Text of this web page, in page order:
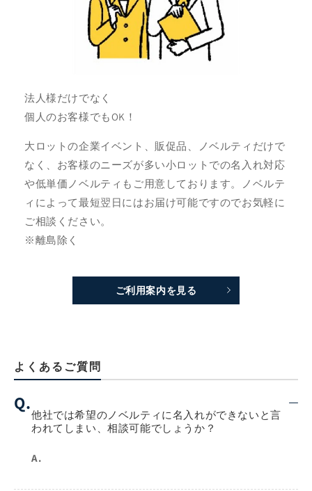
法人様だけでなく
個人のお客様でもOK！
大ロットの企業イベント、販促品、ノベルティだけで
なく、お客様のニーズが多い小ロットでの名入れ対応
や低単価ノベルティもご用意しております。ノベルテ
ィによって最短翌日にはお届け可能ですのでお気軽に
ご相談ください。
※離島除く
ご利用案内を見る
よくあるご質問
Q.
他社では希望のノベルティに名入れができないと言
われてしまい、相談可能でしょうか？
A.